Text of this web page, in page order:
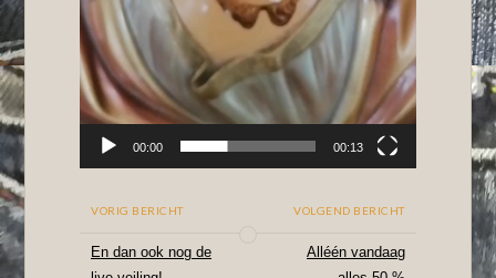
00:00 00:13
VORIG BERICHT
En dan ook nog de
VOLGEND BERICHT
Alléén vandaag